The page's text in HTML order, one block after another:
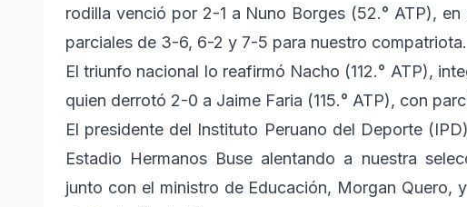
rodilla venció por 2-1 a Nuno Borges (52.° ATP),
parciales de 3-6, 6-2 y 7-5 para nuestro compatriota.
El triunfo nacional lo reafirmó Nacho (112.° ATP),
quien derrotó 2-0 a Jaime Faria (115.° ATP), con
El presidente del Instituto Peruano del Deporte
Estadio Hermanos Buse alentando a nuestra
junto con el ministro de Educación, Morgan Quero,